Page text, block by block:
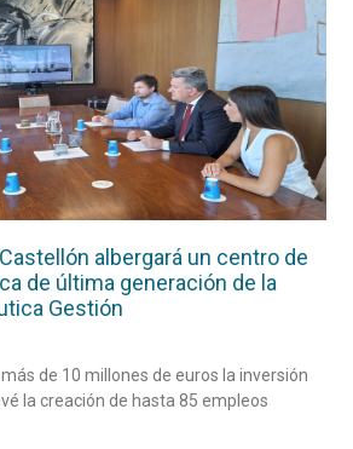
albergará un centro de
de última generación de la
Gestión
de 10 millones de euros la inversión
la creación de hasta 85 empleos